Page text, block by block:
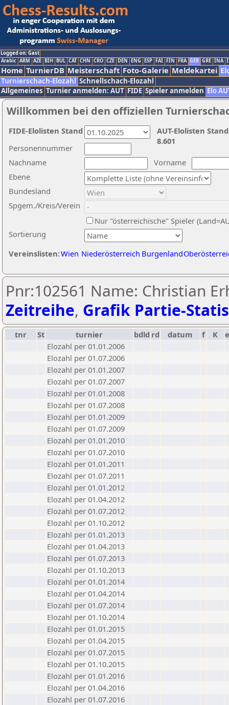
Logged on: Gast
Arabic ARM AZE BIH BUL CAT CHN CRO CZE DEN ENG ESP FAI FIN FRA GER GRE INA
Home TurnierDB Meisterschaft Foto-Galerie Meldekartei
Turnierschach-Elozahl Schnellschach-Elozahl
Allgemeines Turnier anmelden: AUT FIDE Spieler anmelden Elo
Willkommen bei den offiziellen
Nachname
Vorname
Ebene
Sortierung
Personennummer
Bundesland
Spgem./Kreis/Verein
Nur "österreichische" Spieler
Vereinslisten:Wien Niederösterreich Burgenland
AUT-Elolisten
8.601
FIDE-Elolisten Stand
Pnr:102561 Name: Christian
Zeitreihe, Grafik Partie-
tnr St turnier bdld rd datum f K
Elozahl per 01.01.2006
Elozahl per 01.07.2006
Elozahl per 01.01.2007
Elozahl per 01.07.2007
Elozahl per 01.01.2008
Elozahl per 01.07.2008
Elozahl per 01.01.2009
Elozahl per 01.07.2009
Elozahl per 01.01.2010
Elozahl per 01.07.2010
Elozahl per 01.01.2011
Elozahl per 01.07.2011
Elozahl per 01.01.2012
Elozahl per 01.04.2012
Elozahl per 01.07.2012
Elozahl per 01.10.2012
Elozahl per 01.01.2013
Elozahl per 01.04.2013
Elozahl per 01.07.2013
Elozahl per 01.10.2013
Elozahl per 01.01.2014
Elozahl per 01.04.2014
Elozahl per 01.07.2014
Elozahl per 01.10.2014
Elozahl per 01.01.2015
Elozahl per 01.04.2015
Elozahl per 01.07.2015
Elozahl per 01.10.2015
Elozahl per 01.01.2016
Elozahl per 01.04.2016
Elozahl per 01.07.2016